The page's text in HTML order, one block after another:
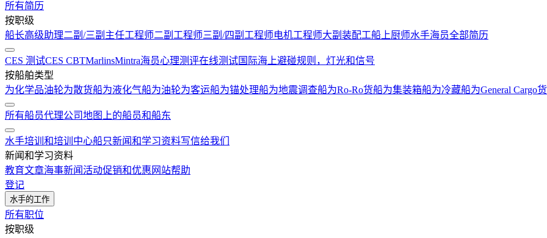
所有简历
按职级
船长高级助理二副/三副 主任工程师二副工程师三副/四副工程师电机工程师大副 装配工船上厨师水手海员全部简历
CES 测试CES CBTMarlinsMintra海员心理测评在线测试国际海上避碰规则，灯光和信号
按船舶类型
为化学品油轮为散货船为液化气船为油轮为客运船为锚处理船为地震调查船为Ro-Ro货船为集装箱船为冷藏船为General Cargo
所有船员代理公司地图上的船员和船东
水手培训和培训中心船只新闻和学习资料写信给我们
新闻和学习资料
教育文章海事新闻活动促销和优惠 网站帮助
登记
水手的工作
所有职位
按职级